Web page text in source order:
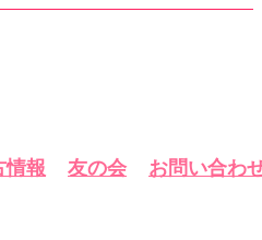
情報 友の会 お問い合わ